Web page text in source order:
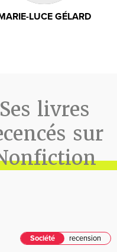
LUCE GÉLARD
Ses livres
sur
Société recension